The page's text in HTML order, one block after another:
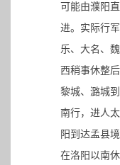
可能由濮阳
进。实际行
乐、大名、
西稍事休整
黎城、潞城
南行，进人
阳到达孟县
在洛阳以南